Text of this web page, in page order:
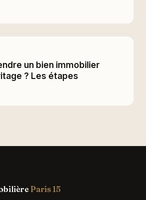
un bien immobilier
? Les étapes
Paris 15